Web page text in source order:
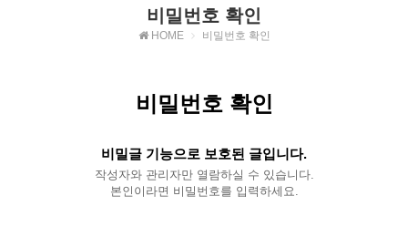
비밀번호 확인
HOME 비밀번호 확인
비밀번호 확인
비밀글 기능으로 보호된 글입니다.
작성자와 관리자만 열람하실 수 있습니다.
본인이라면 비밀번호를 입력하세요.